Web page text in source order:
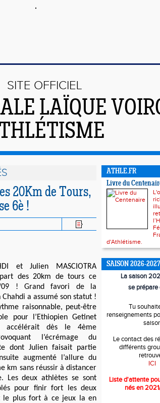
SITE OFFICIEL
LAÏQUE
20Km de Tours,
6è !
et Julien MASCIOTRA
des 20km de tours ce
09 ! Grand favori de la
Chahdi a assumé son statut !
raisonnable, peut-être
pour l’Ethiopien Getinet
accélérait dès le 4ème
l’écrémage du
dont Julien faisait partie
augmenté l’allure du
km sans réussir à distancer
Les deux athlètes se sont
pour finir fort les deux
le plus fort à ce jeux la en
ATHLE.FR
Livre du
d'Athlétisme.
SAISON 2026-2027
La saison
se prépare
Tu
renseignements
Le contact des
différents
ICI
Liste d'attente
nés en